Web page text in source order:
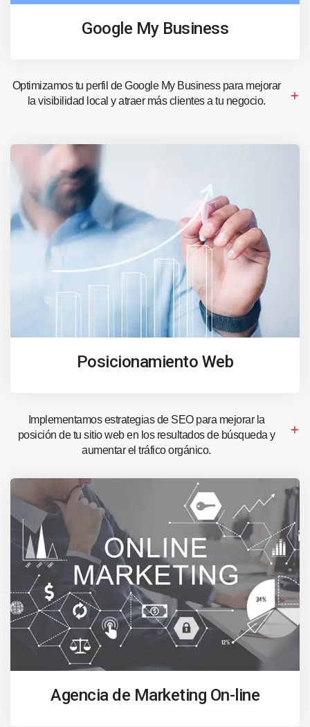
Google My Business
Optimizamos tu perfil de Google My Business para mejorar
la visibilidad local y atraer más clientes a tu negocio.
Posicionamiento Web
Implementamos estrategias de SEO para mejorar la
posición de tu sitio web en los resultados de búsqueda y
aumentar el tráfico orgánico.
Agencia de Marketing On-line